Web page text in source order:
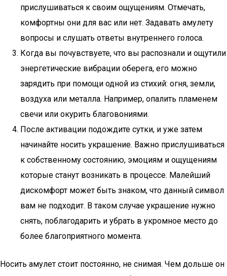
прислушиваться к своим ощущениям. Отмечать,
комфортны они для вас или нет. Задавать амулету
вопросы и слушать ответы внутреннего голоса.
Когда вы почувствуете, что вы распознали и ощутили
энергетические вибрации оберега, его можно
зарядить при помощи одной из стихий: огня, земли,
воздуха или металла. Например, опалить пламенем
свечи или окурить благовониями.
После активации подождите сутки, и уже затем
начинайте носить украшение. Важно прислушиваться
к собственному состоянию, эмоциям и ощущениям
которые станут возникать в процессе. Малейший
дискомфорт может быть знаком, что данный символ
вам не подходит. В таком случае украшение нужно
снять, поблагодарить и убрать в укромное место до
более благоприятного момента.
Носить амулет стоит постоянно, не снимая. Чем дольше он